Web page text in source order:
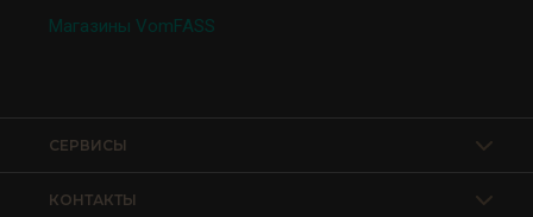
Магазины VomFASS
КОНТАКТЫ
СЕРВИСЫ